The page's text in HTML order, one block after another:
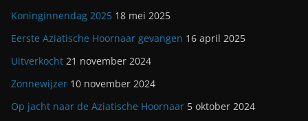
Koninginnendag 2025 18 mei 2025
Eerste Aziatische Hoornaar gevangen 16 april 2025
Uitverkocht 21 november 2024
Zonnewijzer 10 november 2024
Op jacht naar de Aziatische Hoornaar 5 oktober 2024